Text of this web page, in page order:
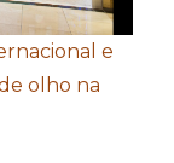
e
olho na